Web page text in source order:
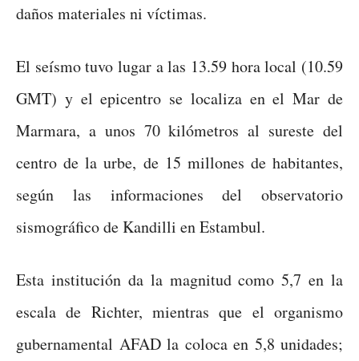
daños materiales ni víctimas.
El seísmo tuvo lugar a las 13.59 hora local (10.59
GMT) y el epicentro se localiza en el Mar de
Marmara, a unos 70 kilómetros al sureste del
centro de la urbe, de 15 millones de habitantes,
según las informaciones del observatorio
sismográfico de Kandilli en Estambul.
Esta institución da la magnitud como 5,7 en la
escala de Richter, mientras que el organismo
gubernamental AFAD la coloca en 5,8 unidades;